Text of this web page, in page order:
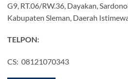
G9, RT.06/RW.36, Dayakan,
Kabupaten Sleman, Daerah
TELPON:
CS: 08121070343